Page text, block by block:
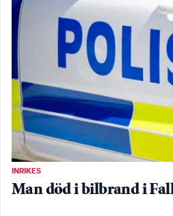
INRIKES
Man död i bilbrand i